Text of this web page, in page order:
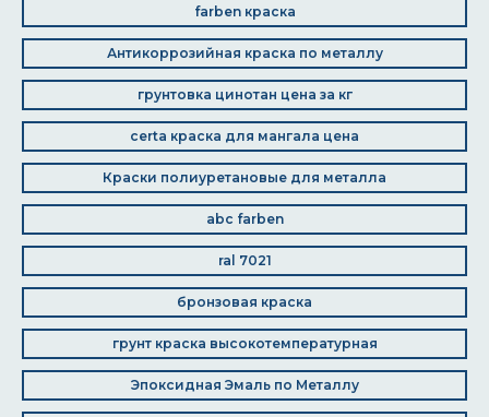
farben краска
Антикоррозийная краска по металлу
грунтовка цинотан цена за кг
certa краска для мангала цена
Краски полиуретановые для металла
abc farben
ral 7021
бронзовая краска
грунт краска высокотемпературная
Эпоксидная Эмаль по Металлу